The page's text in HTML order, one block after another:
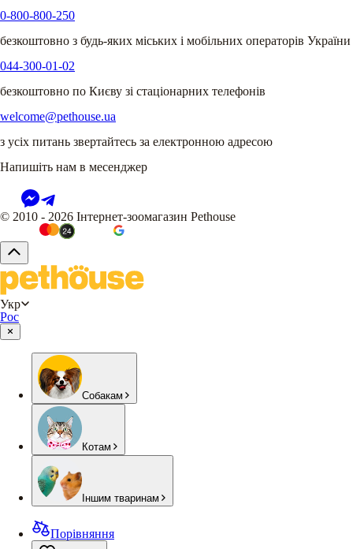
0-800-800-250
безкоштовно з будь-яких міських і мобільних операторів України
044-300-01-02
безкоштовно по Києву зі стаціонарних телефонів
welcome@pethouse.ua
з усіх питань звертайтесь за електронною адресою
Напишіть нам в месенджер
© 2010 - 2026 Інтернет-зоомагазин Pethouse
Укр
Рос
Собакам
Котам
Іншим тваринам
Порівняння